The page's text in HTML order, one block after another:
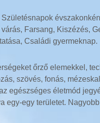
Farsang, Kiszézés,
Családi gyermeknap.
őrző elemekkel,
szövés, fonás,
egészséges életmód
egy-egy területet.